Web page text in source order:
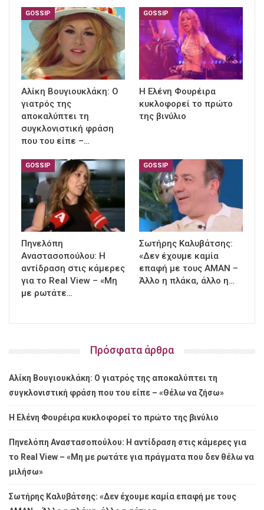
GOSSIP
Αλίκη Βουγιουκλάκη: Ο
γιατρός της
αποκαλύπτει τη
συγκλονιστική φράση
που του είπε –…
GOSSIP
Η Ελένη Φουρέιρα
κυκλοφορεί το πρώτο
της βινύλιο
GOSSIP
Πηνελόπη
Αναστασοπούλου: Η
αντίδραση στις κάμερες
για το Real View – «Μη
με ρωτάτε…
GOSSIP
Σωτήρης Καλυβάτσης:
«Δεν έχουμε καμία
επαφή με τους ΑΜΑΝ –
Άλλο η πλάκα, άλλο η…
Πρόσφατα άρθρα
Αλίκη Βουγιουκλάκη: Ο γιατρός της αποκαλύπτει τη
συγκλονιστική φράση που του είπε – «Θέλω να ζήσω»
Η Ελένη Φουρέιρα κυκλοφορεί το πρώτο της βινύλιο
Πηνελόπη Αναστασοπούλου: Η αντίδραση στις κάμερες για
το Real View – «Μη με ρωτάτε για πράγματα που δεν θέλω να
μιλήσω»
Σωτήρης Καλυβάτσης: «Δεν έχουμε καμία επαφή με τους